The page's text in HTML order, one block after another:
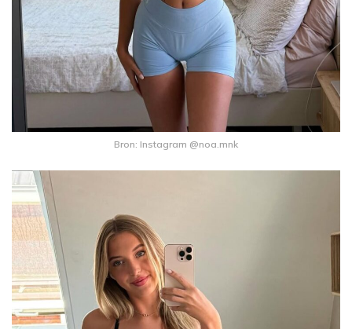
Bron: Instagram @noa.mnk